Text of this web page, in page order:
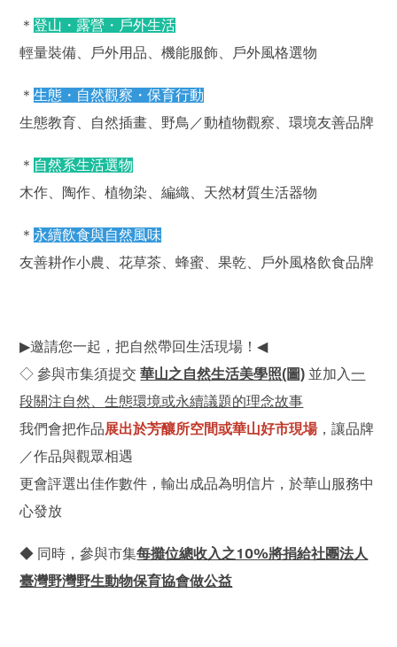
＊登山・露營・戶外生活
輕量裝備、戶外用品、機能服飾、戶外風格選物
＊生態・自然觀察・保育行動
生態教育、自然插畫、野鳥／動植物觀察、環境友善品牌
＊ 自然系生活選物
木作、陶作、植物染、編織、天然材質生活器物
＊ 永續飲食與自然風味
友善耕作小農、花草茶、蜂蜜、果乾、戶外風格飲食品牌
▶邀請您一起，把自然帶回生活現場！◀
◇ 參與市集須提交華山之自然生活美學照(圖) 並加入一
段關注自然、生態環境或永續議題的理念故事
我們會把作品展出於芳釀所空間或華山好市現場，讓品牌
／作品與觀眾相遇
更會評選出佳作數件，輸出成品為明信片，於華山服務中
心發放
◆ 同時，參與市集每攤位總收入之10%將捐給社團法人
臺灣野灣野生動物保育協會做公益